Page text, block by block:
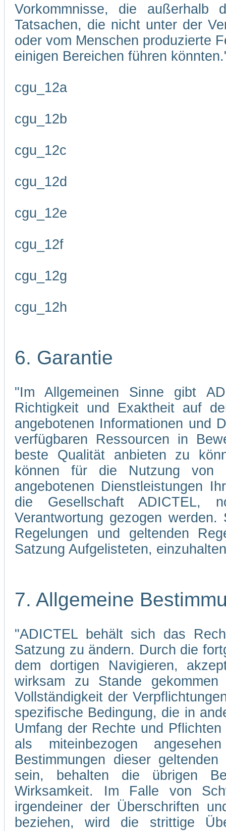
Vorkommnisse, die
Tatsachen, die nicht unter der
oder vom Menschen produzierte
einigen Bereichen führen
cgu_12a
cgu_12b
cgu_12c
cgu_12d
cgu_12e
cgu_12f
cgu_12g
cgu_12h
6. Garantie
"Im Allgemeinen Sinne gibt
Richtigkeit und Exaktheit auf
angebotenen Informationen und
verfügbaren Ressourcen in
beste Qualität anbieten zu
können für die Nutzung von
angebotenen Dienstleistungen
die Gesellschaft ADICTEL,
Verantwortung gezogen
Regelungen und geltenden
Satzung Aufgelisteten,
7. Allgemeine
"ADICTEL behält sich das
Satzung zu ändern. Durch die
dem dortigen Navigieren,
wirksam zu Stande
Vollständigkeit der
spezifische Bedingung, die in
Umfang der Rechte und
als miteinbezogen
Bestimmungen dieser
sein, behalten die übrigen
Wirksamkeit. Im Falle von
irgendeiner der Überschriften
beziehen, wird die strittige